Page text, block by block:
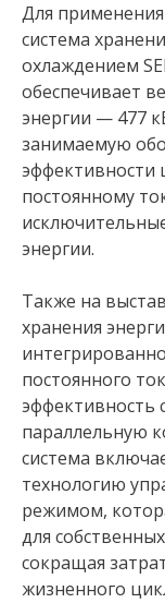
Для
система
охлаждением
обеспечивает
энергии — 477
занимаемую
эффективности
постоянному
энергии.
Также на
хранения
постоянного
эффективность
параллельную
система
технологию
режимом,
для
сокращая
жизненного